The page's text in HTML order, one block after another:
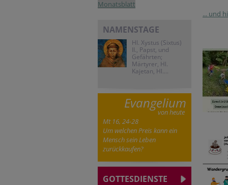
Monatsblatt
NAMENSTAGE
Hl. Xystus (Sixtus)
II., Papst, und
Gefährten;
Märtyrer, Hl.
Kajetan, Hl....
Evangelium
von heute
Mt 16, 24-28
Um welchen Preis kann ein
Mensch sein Leben
zurückkaufen?
GOTTESDIENSTE
... und